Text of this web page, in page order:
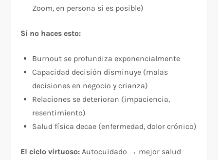
Zoom, en persona si es posible)
Si no haces esto:
Burnout se profundiza exponencialmente
Capacidad decisión disminuye (malas
decisiones en negocio y crianza)
Relaciones se deterioran (impaciencia,
resentimiento)
Salud física decae (enfermedad, dolor crónico)
El ciclo virtuoso: Autocuidado → mejor salud